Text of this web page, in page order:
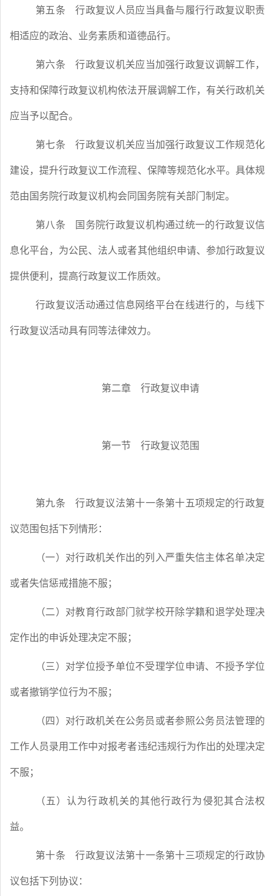
第五条 行政复议人员应当具备与履行行政复议职责
相适应的政治、业务素质和道德品行。
第六条 行政复议机关应当加强行政复议调解工作，
支持和保障行政复议机构依法开展调解工作，有关行政机关
应当予以配合。
第七条 行政复议机关应当加强行政复议工作规范化
建设，提升行政复议工作流程、保障等规范化水平。具体规
范由国务院行政复议机构会同国务院有关部门制定。
第八条 国务院行政复议机构通过统一的行政复议信
息化平台，为公民、法人或者其他组织申请、参加行政复议
提供便利，提高行政复议工作质效。
行政复议活动通过信息网络平台在线进行的，与线下
行政复议活动具有同等法律效力。
第二章 行政复议申请
第一节 行政复议范围
第九条 行政复议法第十一条第十五项规定的行政复
议范围包括下列情形：
（一）对行政机关作出的列入严重失信主体名单决定
或者失信惩戒措施不服；
（二）对教育行政部门就学校开除学籍和退学处理决
定作出的申诉处理决定不服；
（三）对学位授予单位不受理学位申请、不授予学位
或者撤销学位行为不服；
（四）对行政机关在公务员或者参照公务员法管理的
工作人员录用工作中对报考者违纪违规行为作出的处理决定
不服；
（五）认为行政机关的其他行政行为侵犯其合法权
益。
第十条 行政复议法第十一条第十三项规定的行政协
议包括下列协议：